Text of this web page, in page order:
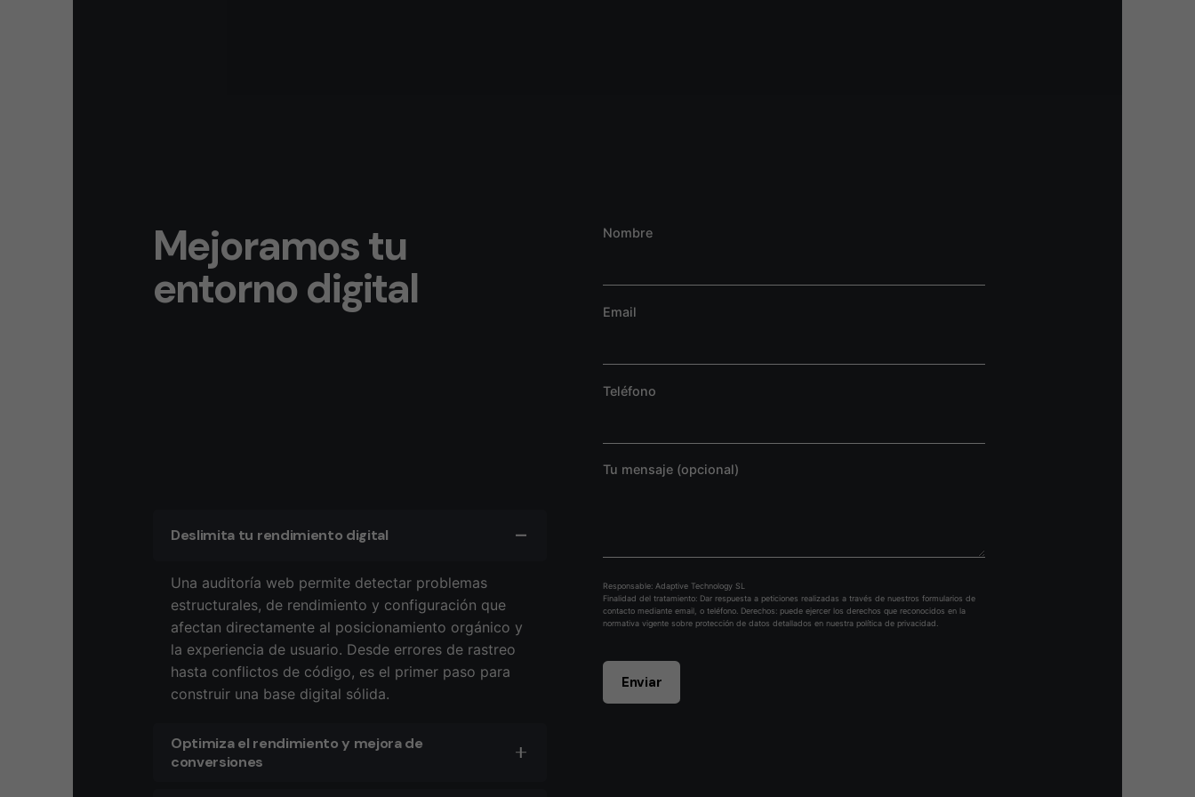
Mejoramos tu
entorno digital
Deslimita tu rendimiento digital
Una auditoría web permite detectar problemas
estructurales, de rendimiento y configuración que
afectan directamente al posicionamiento orgánico y
la experiencia de usuario. Desde errores de rastreo
hasta conflictos de código, es el primer paso para
construir una base digital sólida.
Optimiza el rendimiento y mejora de
conversiones
Nombre
Email
Teléfono
Tu mensaje (opcional)
Responsable: Adaptive Technology SL
Finalidad del tratamiento: Dar respuesta a peticiones realizadas a través de nuestros formularios de
contacto mediante email, o teléfono. Derechos: puede ejercer los derechos que reconocidos en la
normativa vigente sobre protección de datos detallados en nuestra política de privacidad.
Enviar